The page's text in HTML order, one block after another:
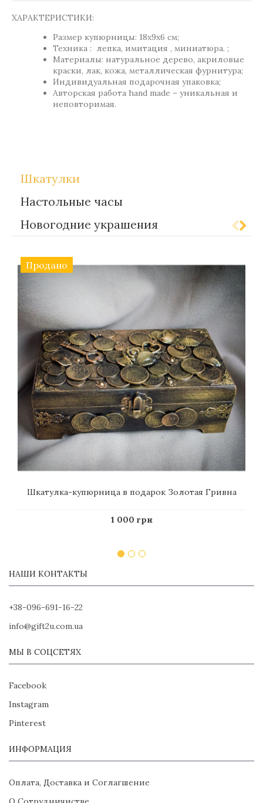
ХАРАКТЕРИСТИКИ:
Размер купюрницы: 18х9х6 см;
Техника : лепка, имитация , миниатюра. ;
Материалы: натуральное дерево, акриловые
краски, лак, кожа, металлическая фурнитура;
Индивидуальная подарочная упаковка;
Авторская работа hand made – уникальная и
неповторимая.
Шкатулки
Настольные часы
Новогодние украшения
Продано
Шкатулка-купюрница в подарок Золотая Гривна
1 000 грн
НАШИ КОНТАКТЫ
+38-096-691-16-22
info@gift2u.com.ua
МЫ В СОЦСЕТЯХ
Facebook
Instagram
Pinterest
ИНФОРМАЦИЯ
Оплата, Доставка и Соглагшение